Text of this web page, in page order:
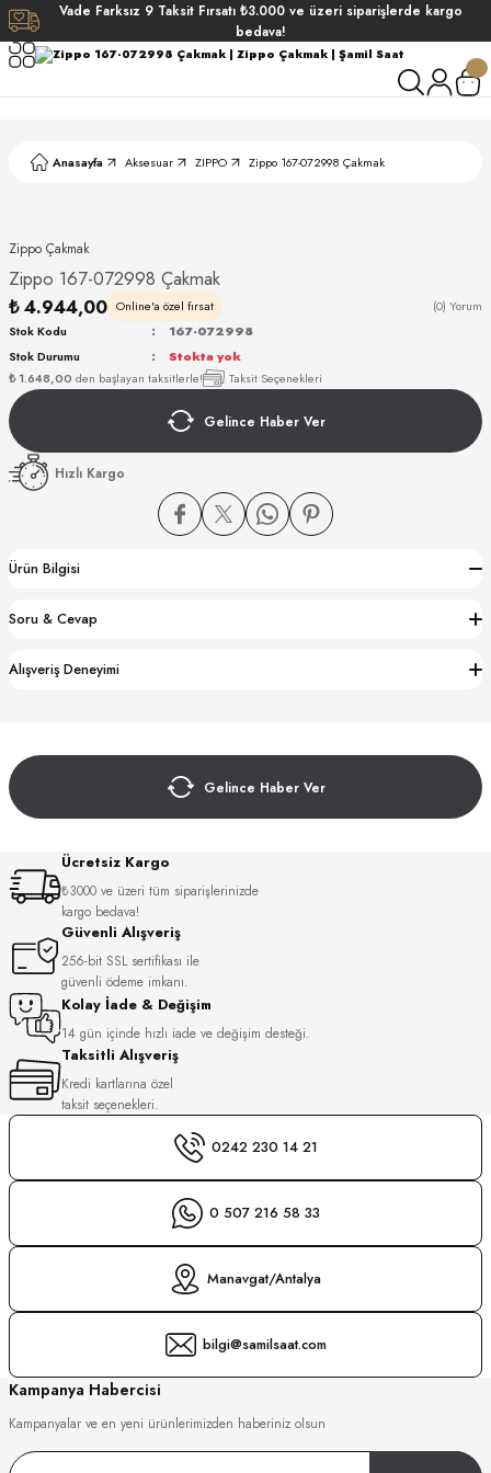
Vade Farksız 9 Taksit Fırsatı ₺3.000 ve üzeri siparişlerde kargo
bedava!
Anasayfa Aksesuar ZIPPO Zippo 167-072998 Çakmak
Zippo Çakmak
Zippo 167-072998 Çakmak
₺ 4.944,00 Online'a özel fırsat (0) Yorum
₺ 1.648,00 den başlayan taksitlerle! Taksit Seçenekleri
Stok Kodu
167-072998
Stok Durumu
Stokta yok
Gelince Haber Ver
Hızlı Kargo
Ürün Bilgisi
Soru & Cevap
Alışveriş Deneyimi
Gelince Haber Ver
Ücretsiz Kargo
₺3000 ve üzeri tüm siparişlerinizde
kargo bedava!
Güvenli Alışveriş
256-bit SSL sertifikası ile
güvenli ödeme imkanı.
Kolay İade & Değişim
14 gün içinde hızlı iade ve değişim desteği.
Taksitli Alışveriş
Kredi kartlarına özel
taksit seçenekleri.
0242 230 14 21
0 507 216 58 33
Manavgat/Antalya
bilgi@samilsaat.com
Kampanya Habercisi
Kampanyalar ve en yeni ürünlerimizden haberiniz olsun